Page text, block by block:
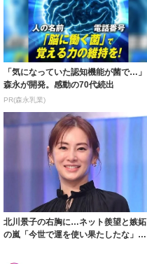
「気になっていた認知機能が菌で…」
森永が開発。感動の70代続出
PR(森永乳業)
北川景子の右胸に…ネット羨望と嫉妬
の嵐「今世で運を使い果たしたな」